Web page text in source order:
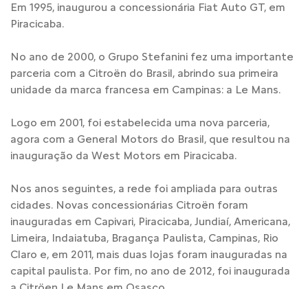
Em 1995, inaugurou a concessionária Fiat Auto GT, em
Piracicaba.
No ano de 2000, o Grupo Stefanini fez uma importante
parceria com a Citroën do Brasil, abrindo sua primeira
unidade da marca francesa em Campinas: a Le Mans.
Logo em 2001, foi estabelecida uma nova parceria,
agora com a General Motors do Brasil, que resultou na
inauguração da West Motors em Piracicaba.
Nos anos seguintes, a rede foi ampliada para outras
cidades. Novas concessionárias Citroën foram
inauguradas em Capivari, Piracicaba, Jundiaí, Americana,
Limeira, Indaiatuba, Bragança Paulista, Campinas, Rio
Claro e, em 2011, mais duas lojas foram inauguradas na
capital paulista. Por fim, no ano de 2012, foi inaugurada